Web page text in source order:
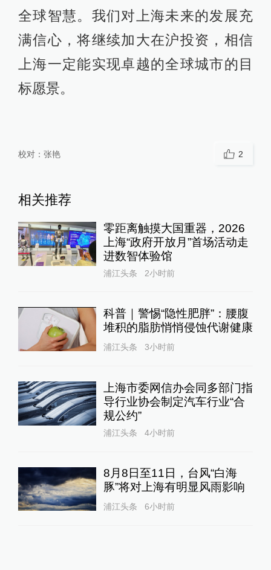
全球智慧。我们对上海未来的发展充
满信心，将继续加大在沪投资，相信
上海一定能实现卓越的全球城市的目
标愿景。
校对： 张艳 2
相关推荐
零距离触摸大国重器，2026
上海“政府开放月”首场活动走
进数智体验馆
浦江头条 2小时前
科普｜警惕“隐性肥胖”：腰腹
堆积的脂肪悄悄侵蚀代谢健康
浦江头条 3小时前
上海市委网信办会同多部门指
导行业协会制定汽车行业“合
规公约”
浦江头条 4小时前
8月8日至11日，台风“白海
豚”将对上海有明显风雨影响
浦江头条 6小时前